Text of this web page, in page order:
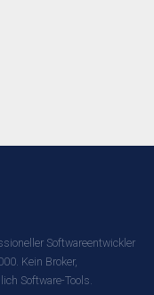
Softwareentwickler
Kein Broker,
Software-Tools.